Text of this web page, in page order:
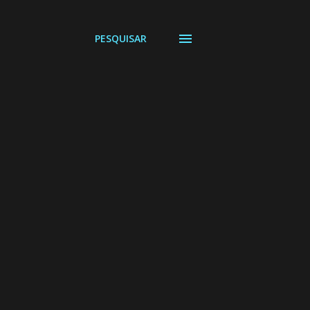
PESQUISAR